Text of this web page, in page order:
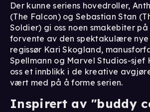
Der kunne seriens hovedroller,
(The Falcon) og Sebastian Stan
Soldier) gi oss noen smakebiter
forvente av den spektakulære nye
regissør Kari Skogland,
Spellmann og Marvel Studios-sjef
oss et innblikk i de kreative
vært med på å forme serien.
Inspirert av "buddy